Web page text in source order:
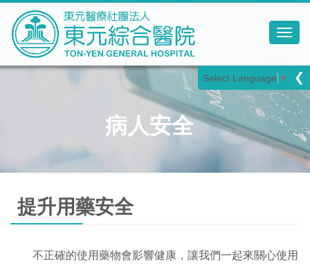
Select Language ▼ ❮
病人安全
提升用藥安全
不正確的使用藥物會影響健康，讓我們一起來關心使用